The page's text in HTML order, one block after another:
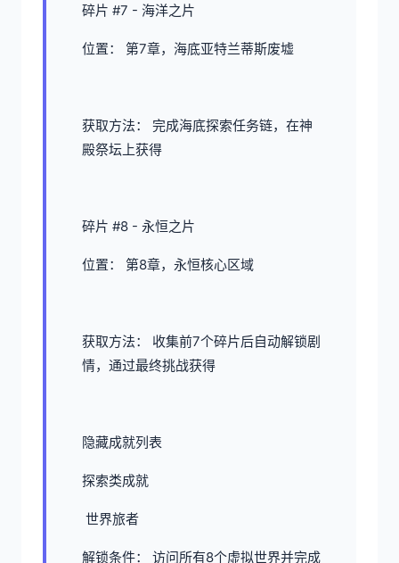
碎片 #7 - 海洋之片
位置： 第7章，海底亚特兰蒂斯废墟
获取方法： 完成海底探索任务链，在神
殿祭坛上获得
碎片 #8 - 永恒之片
位置： 第8章，永恒核心区域
获取方法： 收集前7个碎片后自动解锁剧
情，通过最终挑战获得
隐藏成就列表
探索类成就
世界旅者
解锁条件： 访问所有8个虚拟世界并完成